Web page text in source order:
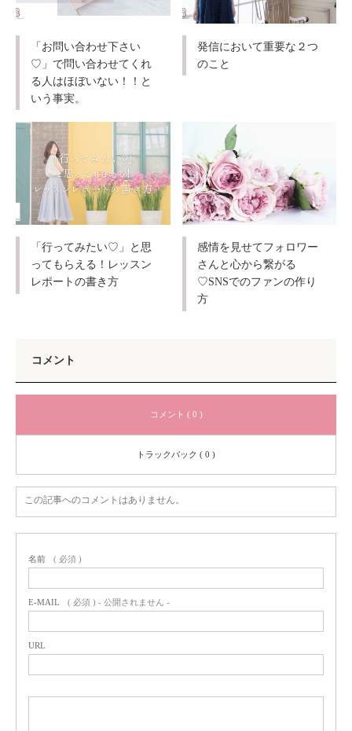
「お問い合わせ下さい
♡」で問い合わせてくれ
る人はほぼいない！！と
いう事実。
発信において重要な２つ
のこと
「行ってみたい♡」と思
ってもらえる！レッスン
レポートの書き方
感情を見せてフォロワー
さんと心から繋がる
♡SNSでのファンの作り
方
コメント
コメント ( 0 )
トラックバック ( 0 )
この記事へのコメントはありません。
名前 ( 必須 )
E-MAIL ( 必須 ) - 公開されません -
URL